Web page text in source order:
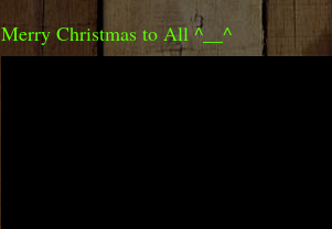
Merry Christmas to All ^__^